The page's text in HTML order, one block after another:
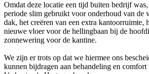
Omdat deze locatie een tijd buiten bedrijf
periode slim gebruikt voor onderhoud van de
dak, het creëren van een extra kantoorruimte,
nieuwe vloer voor de hellingbaan bij de
zonnewering voor de kantine.
We zijn er trots op dat we hiermee ons
kunnen bijdragen aan behandeling en comfort